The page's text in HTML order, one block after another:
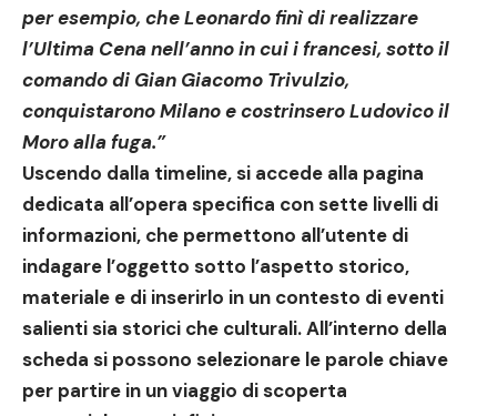
per esempio, cheLeonardofinì di realizzare
l’Ultima Cenanell’anno in cui i francesi, sotto il
comando di Gian Giacomo Trivulzio,
conquistarono Milano e costrinseroLudovico il
Moroalla fuga.”
Uscendo dalla timeline, si accede alla pagina
dedicata all’opera specifica con sette livelli di
informazioni, che permettono all’utente di
indagare l’oggetto sotto l’aspetto storico,
materiale e di inserirlo in un contesto di eventi
salienti sia storici che culturali. All’interno della
scheda si possono selezionare le parole chiave
per partire in un viaggio di scoperta